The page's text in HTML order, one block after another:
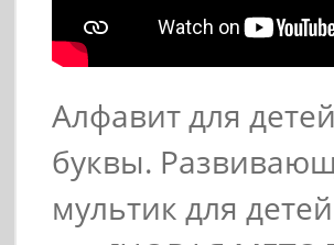
Алфавит для
буквы.
мультик для